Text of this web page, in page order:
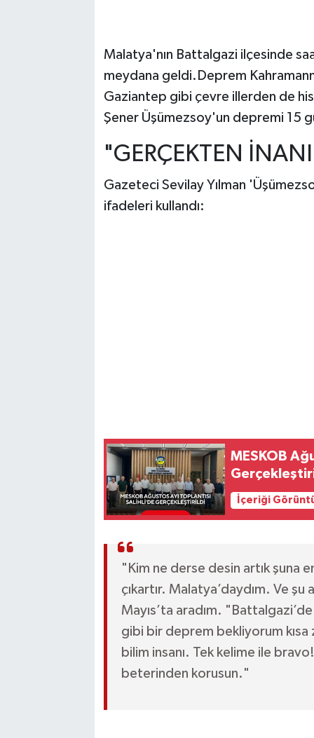
Malatya'nın Battalgazi ilçesinde
meydana geldi.Deprem
Gaziantep gibi çevre illerden de
Şener Üşümezsoy'un depremi 15
"GERÇEKTEN
Gazeteci Sevilay Yılman
ifadeleri kullandı:
MESKOB
İçeriği
"Kim ne derse desin artık şuna
çıkartır. Malatya’daydım. Ve şu
Mayıs’ta aradım.
gibi bir deprem bekliyorum
bilim insanı. Tek kelime ile
beterinden korusun."